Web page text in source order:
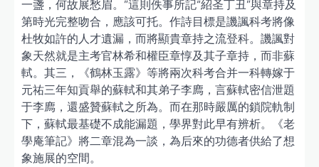
一盞，何故展愁眉。”這則佚事所記“紹圣丁丑”與章持及
第時光完整吻合，應該可托。作詩目標是譏諷科考將像
杜牧如許的人才遺漏，而將顯貴章持之流登科。譏諷對
象天然就是主考官林希和權臣章惇及其子章持，而非蘇
軾。其三，《鶴林玉露》等將兩次科考合并一科轉嫁于
元祐三年知貢舉的蘇軾和其弟子李廌，言蘇軾密信泄題
于李廌，還盛贊蘇軾之所為。而在那時嚴厲的鎖院軌制
下，蘇軾最基礎不成能漏題，學界對此早有辨析。《老
學庵筆記》將二章混為一談，為后來的功德者供給了想
象施展的空間。